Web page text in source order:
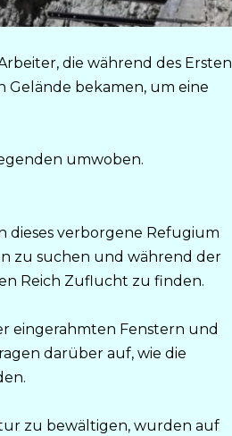
die während des Ersten
Gelände bekamen, um eine
umwoben.
dieses verborgene Refugium
zu suchen und während der
Reich Zuflucht zu finden.
eingerahmten Fenstern und
darüber auf, wie die
zu bewältigen, wurden auf